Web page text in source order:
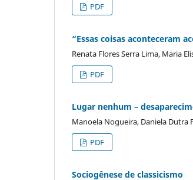
PDF
“Essas coisas aconteceram
Renata Flores Serra Lima, Maria
PDF
Lugar nenhum –
Manoela Nogueira, Daniela Dutra
PDF
Sociogênese de classicismo